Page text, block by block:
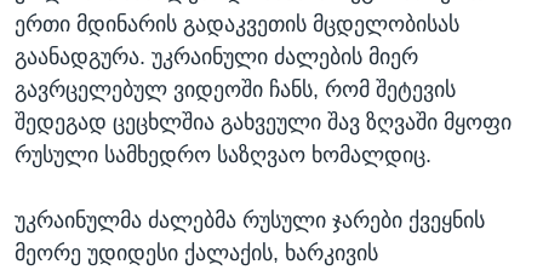
ერთი მდინარის გადაკვეთის მცდელობისას
გაანადგურა. უკრაინული ძალების მიერ
გავრცელებულ ვიდეოში ჩანს, რომ შეტევის
შედეგად ცეცხლშია გახვეული შავ ზღვაში მყოფი
რუსული სამხედრო საზღვაო ხომალდიც.
უკრაინულმა ძალებმა რუსული ჯარები ქვეყნის
მეორე უდიდესი ქალაქის, ხარკივის